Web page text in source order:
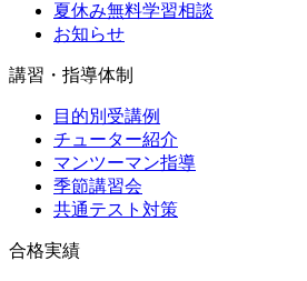
夏休み無料学習相談
お知らせ
講習・指導体制
目的別受講例
チューター紹介
マンツーマン指導
季節講習会
共通テスト対策
合格実績